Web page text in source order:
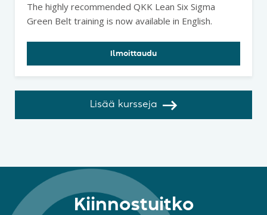
The highly recommended QKK Lean Six Sigma
Green Belt training is now available in English.
Ilmoittaudu
Lisää kursseja
Kiinnostuitko